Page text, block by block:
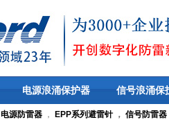
电源浪涌保护器 信号浪涌保
电源防雷器 ， EPP系列避雷针， 信号防雷器